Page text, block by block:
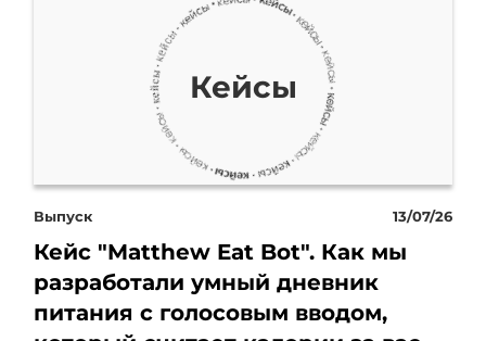
товарным фидом. Если
говорить просто, фид – это
такой файл со всей
информацией о товарах,
названия, цены, картинки,
наличие. Он нужен для
автоматического
Кейсы
Выпуск 13/07/26
Кейс "Matthew Eat Bot". Как мы
разработали умный дневник
питания с голосовым вводом,